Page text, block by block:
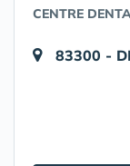
CENTRE
83300 -